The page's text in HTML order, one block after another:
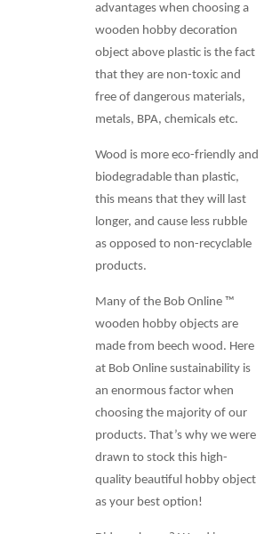
advantages when choosing a
wooden hobby decoration
object above plastic is the fact
that they are non-toxic and
free of dangerous materials,
metals, BPA, chemicals etc.
Wood is more eco-friendly and
biodegradable than plastic,
this means that they will last
longer, and cause less rubble
as opposed to non-recyclable
products.
Many of the Bob Online ™
wooden hobby objects are
made from beech wood. Here
at Bob Online sustainability is
an enormous factor when
choosing the majority of our
products. That’s why we were
drawn to stock this high-
quality beautiful hobby object
as your best option!